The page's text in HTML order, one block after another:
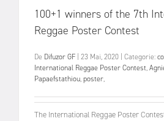
100+1 winners of the 7th
Reggae Poster Contest
De Difuzor GF 23 Mai, 2020 Categorie:
International Reggae Poster Contest,
Papaefstathiou,poster,
The International Reggae Poster